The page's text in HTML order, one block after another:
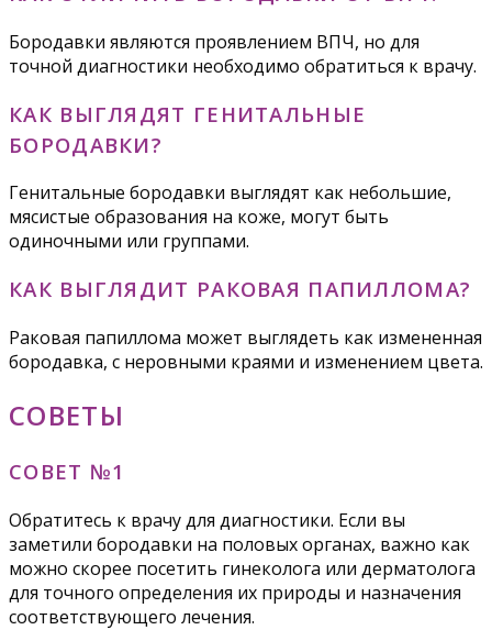
Бородавки являются проявлением ВПЧ, но для
точной диагностики необходимо обратиться к врачу.
КАК ВЫГЛЯДЯТ ГЕНИТАЛЬНЫЕ
БОРОДАВКИ?
Генитальные бородавки выглядят как небольшие,
мясистые образования на коже, могут быть
одиночными или группами.
КАК ВЫГЛЯДИТ РАКОВАЯ ПАПИЛЛОМА?
Раковая папиллома может выглядеть как измененная
бородавка, с неровными краями и изменением цвета.
СОВЕТЫ
СОВЕТ №1
Обратитесь к врачу для диагностики. Если вы
заметили бородавки на половых органах, важно как
можно скорее посетить гинеколога или дерматолога
для точного определения их природы и назначения
соответствующего лечения.